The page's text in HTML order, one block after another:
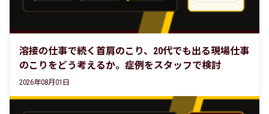
溶接の仕事で続く首肩のこり、20代でも出る現場仕事
のこりをどう考えるか。症例をスタッフで検討
2026年08月01日